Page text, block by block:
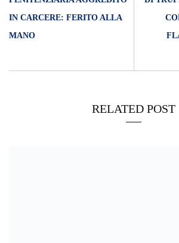
IN CARCERE: FERITO ALLA
MANO
RELATED POST